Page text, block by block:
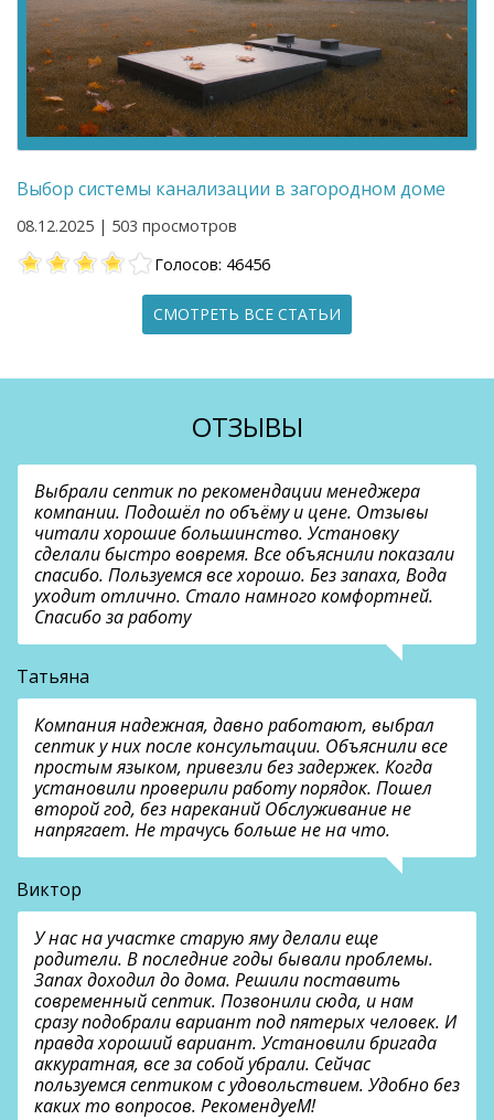
Выбор системы канализации в загородном доме
08.12.2025 | 503 просмотров
Голосов: 46456
СМОТРЕТЬ ВСЕ СТАТЬИ
ОТЗЫВЫ
Выбрали септик по рекомендации менеджера
компании. Подошёл по объёму и цене. Отзывы
читали хорошие большинство. Установку
сделали быстро вовремя. Все объяснили показали
спасибо. Пользуемся все хорошо. Без запаха, Вода
уходит отлично. Стало намного комфортней.
Спасибо за работу
Татьяна
Компания надежная, давно работают, выбрал
септик у них после консультации. Объяснили все
простым языком, привезли без задержек. Когда
установили проверили работу порядок. Пошел
второй год, без нареканий Обслуживание не
напрягает. Не трачусь больше не на что.
Виктор
У нас на участке старую яму делали еще
родители. В последние годы бывали проблемы.
Запах доходил до дома. Решили поставить
современный септик. Позвонили сюда, и нам
сразу подобрали вариант под пятерых человек. И
правда хороший вариант. Установили бригада
аккуратная, все за собой убрали. Сейчас
пользуемся септиком с удовольствием. Удобно без
каких то вопросов. РекомендуеМ!